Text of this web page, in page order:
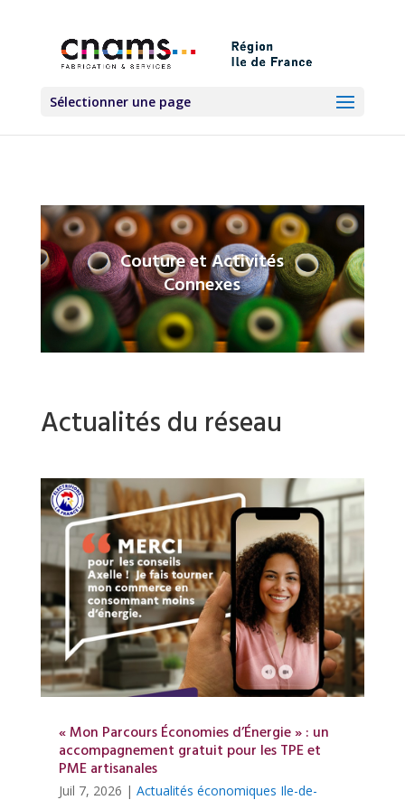
Sélectionner une page
Couture et Activités
Connexes
Actualités du réseau
« Mon Parcours Économies d’Énergie » : un
accompagnement gratuit pour les TPE et
PME artisanales
Juil 7, 2026 | Actualités économiques Ile-de-